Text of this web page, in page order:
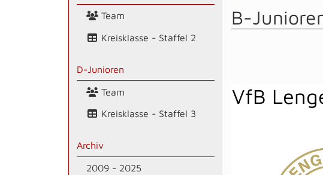
Team
Kreisklasse - Staffel 2
D-Junioren
Team
Kreisklasse - Staffel 3
Archiv
2009 - 2025
B-
VfB